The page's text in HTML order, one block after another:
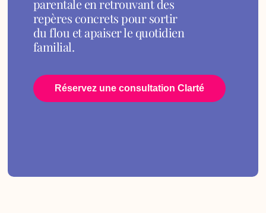
parentale en retrouvant des
repères concrets pour sortir
du flou et apaiser le quotidien
familial.
Réservez une consultation Clarté